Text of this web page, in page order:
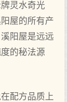
灵水奇光
屋的所有产
阳屋是远远
的秘法源
配方品质上